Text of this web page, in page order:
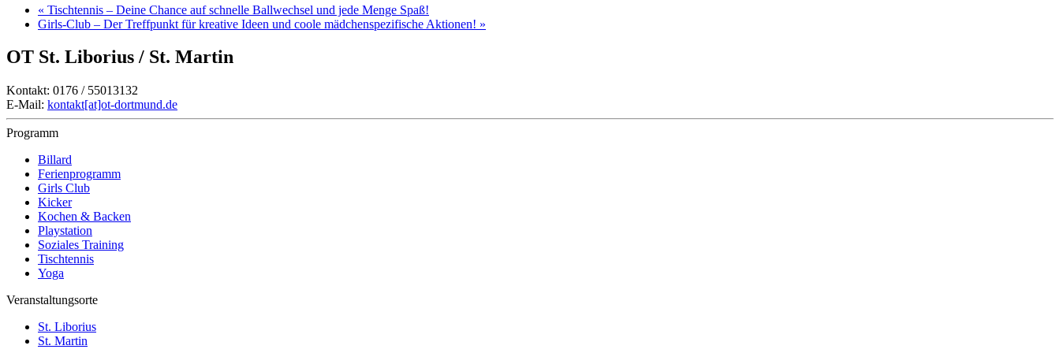
« Tischtennis – Deine Chance auf schnelle Ballwechsel und jede Menge Spaß!
Girls-Club – Der Treffpunkt für kreative Ideen und coole mädchenspezifische Aktionen! »
OT St. Liborius / St. Martin
Kontakt: 0176 / 55013132
E-Mail: kontakt[at]ot-dortmund.de
Programm
Billard
Ferienprogramm
Girls Club
Kicker
Kochen & Backen
Playstation
Soziales Training
Tischtennis
Yoga
Veranstaltungsorte
St. Liborius
St. Martin